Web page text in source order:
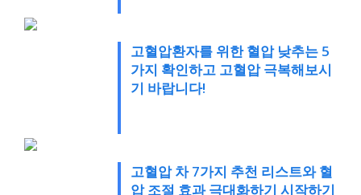
고혈압환자를 위한 혈압 낮추는 5
가지 확인하고 고혈압 극복해보시
기 바랍니다!
고혈압 차 7가지 추천 리스트와 혈
압 조절 효과 극대화하기 시작하기